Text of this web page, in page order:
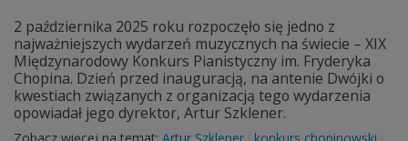
2 października 2025 roku rozpoczęło się jedno z
najważniejszych wydarzeń muzycznych na świecie – XIX
Międzynarodowy Konkurs Pianistyczny im. Fryderyka
Chopina. Dzień przed inauguracją, na antenie Dwójki o
kwestiach związanych z organizacją tego wydarzenia
opowiadał jego dyrektor, Artur Szklener.